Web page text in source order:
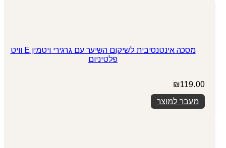
מסכה אינטנסיבית לשיקום השיער עם גרגירי ויטמין E וויט
פלטיניום
₪119.00
מעבר למוצר